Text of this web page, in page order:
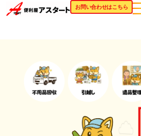
お問い合わせはこちら